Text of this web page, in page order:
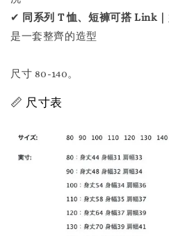
✔ 同系列 T 恤、短褲可搭 Link｜
是一套整齊的造型
尺寸 80-140。
📏 尺寸表